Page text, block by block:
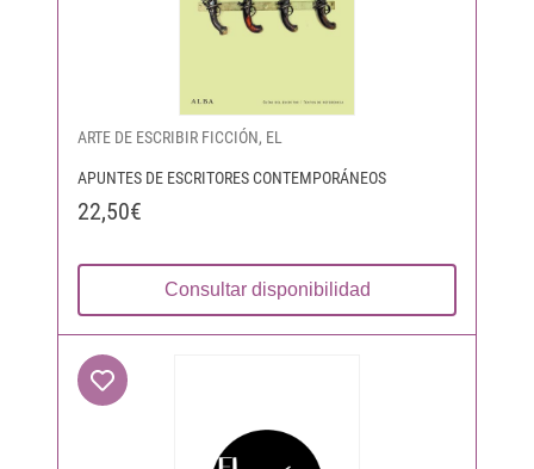
ARTE DE ESCRIBIR FICCIÓN, EL
APUNTES DE ESCRITORES CONTEMPORÁNEOS
22,50€
Consultar disponibilidad